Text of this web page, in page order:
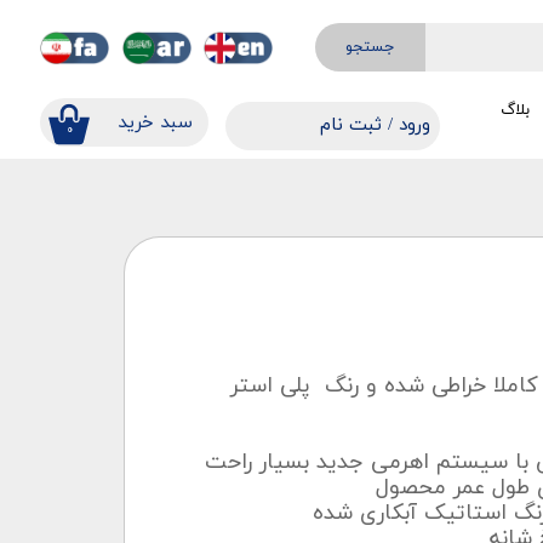
جستجو
۰ ​​سبد خرید ورود / ثبت نام
بلاگ
خراطی شده و رنگ پلی استر
با سیستم اهرمی جدید بسیار راحت
طول عمر محصول
استاتیک آبکاری شده